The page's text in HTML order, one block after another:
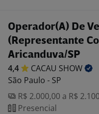
Operador(A) De
(Representante
Aricanduva/SP
4,4 CACAU SHOW
São Paulo - SP
R$ 2.000,00 a R$
Presencial